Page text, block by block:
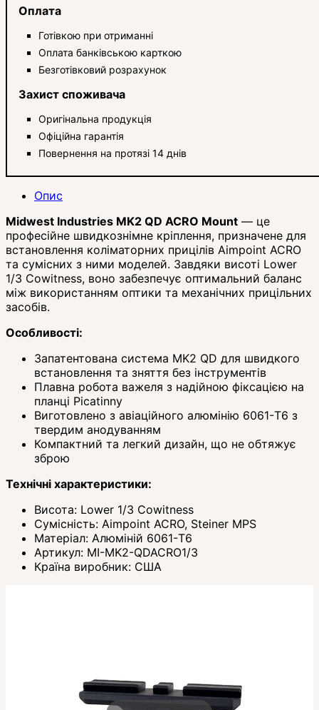
Оплата
Готівкою при отриманні
Оплата банківською карткою
Безготівковий розрахунок
Захист споживача
Оригінальна продукція
Офіційна гарантія
Повернення на протязі 14 днів
Опис
Midwest Industries MK2 QD ACRO Mount — це
професійне швидкознімне кріплення, призначене для
встановлення коліматорних прицілів Aimpoint ACRO
та сумісних з ними моделей. Завдяки висоті Lower
1/3 Cowitness, воно забезпечує оптимальний баланс
між використанням оптики та механічних прицільних
засобів.
Особливості:
Запатентована система MK2 QD для швидкого
встановлення та зняття без інструментів
Плавна робота важеля з надійною фіксацією на
планці Picatinny
Виготовлено з авіаційного алюмінію 6061-T6 з
твердим анодуванням
Компактний та легкий дизайн, що не обтяжує
зброю
Технічні характеристики:
Висота: Lower 1/3 Cowitness
Сумісність: Aimpoint ACRO, Steiner MPS
Матеріал: Алюміній 6061-T6
Артикул: MI-MK2-QDACRO1/3
Країна виробник: США